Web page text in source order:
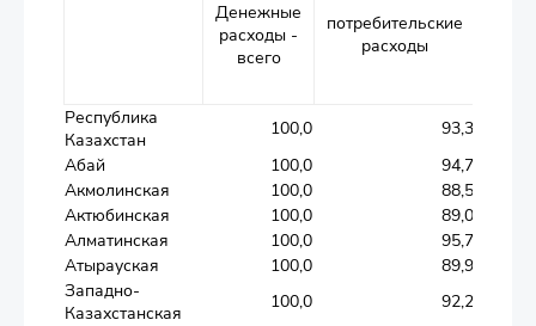
Денежные
расходы -
всего
потребительские
расходы
Республика
Казахстан
100,0
93,3
Абай
100,0
94,7
Акмолинская
100,0
88,5
Актюбинская
100,0
89,0
Алматинская
100,0
95,7
Атырауская
100,0
89,9
Западно-
Казахстанская
100,0
92,2